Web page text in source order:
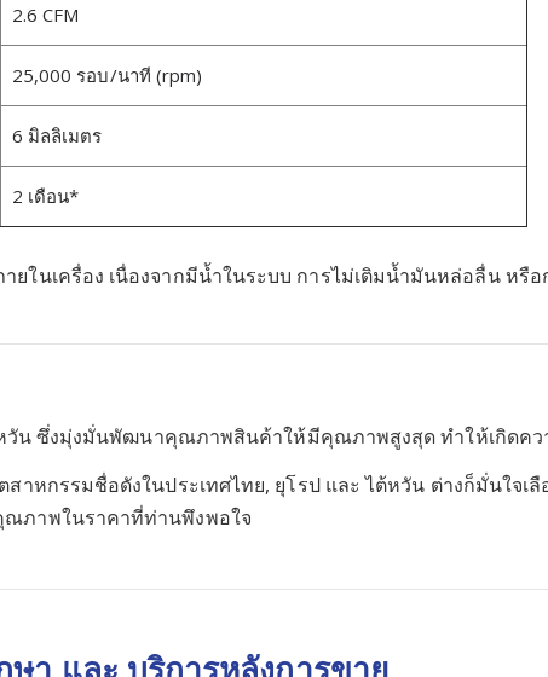
2.6 CFM
25,000 รอบ/นาที (rpm)
6 มิลลิเมตร
2 เดือน*
ในเครื่อง เนื่องจากมีน้ำในระบบ การไม่เติมน้ำมันหล่อลื่น หรือ
หวัน ซึ่งมุ่งมั่นพัฒนาคุณภาพสินค้าให้มีคุณภาพสูงสุด ทำให้เกิดคว
หกรรมชื่อดังในประเทศไทย, ยุโรป และ ไต้หวัน ต่างก็มั่นใจเลื
ณภาพในราคาที่ท่านพึงพอใจ